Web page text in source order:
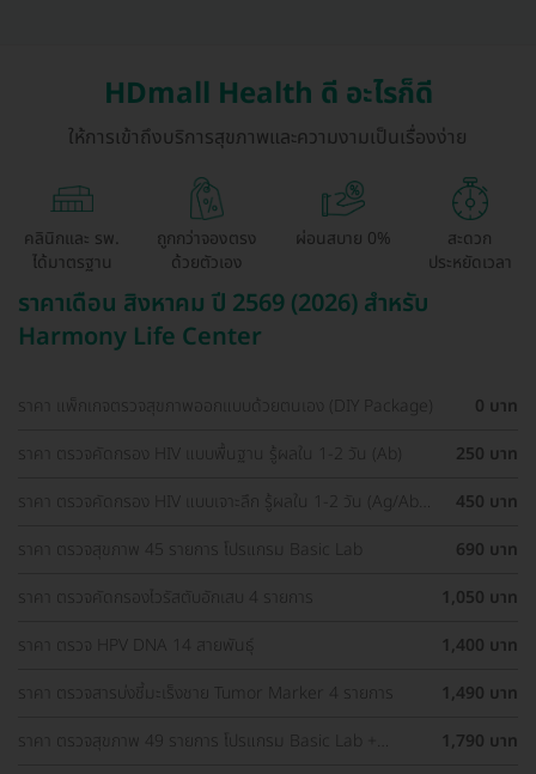
HDmall Health ดี อะไรก็ดี
ให้การเข้าถึงบริการสุขภาพและความงามเป็นเรื่องง่าย
คลินิกและ รพ.
ได้มาตรฐาน
ถูกกว่าจองตรง
ด้วยตัวเอง
ผ่อนสบาย 0%
สะดวก
ประหยัดเวลา
ราคาเดือน สิงหาคม ปี 2569 (2026) สำหรับ
Harmony Life Center
ราคา แพ็กเกจตรวจสุขภาพออกแบบด้วยตนเอง (DIY Package)
0 บาท
ราคา ตรวจคัดกรอง HIV แบบพื้นฐาน รู้ผลใน 1-2 วัน (Ab)
250 บาท
ราคา ตรวจคัดกรอง HIV แบบเจาะลึก รู้ผลใน 1-2 วัน (Ag/Ab
450 บาท
ราคา ตรวจสุขภาพ 45 รายการ โปรแกรม Basic Lab
690 บาท
ราคา ตรวจคัดกรองไวรัสตับอักเสบ 4 รายการ
1,050 บาท
ราคา ตรวจ HPV DNA 14 สายพันธุ์
1,400 บาท
ราคา ตรวจสารบ่งชี้มะเร็งชาย Tumor Marker 4 รายการ
1,490 บาท
ราคา ตรวจสุขภาพ 49 รายการ โปรแกรม Basic Lab +
1,790 บาท